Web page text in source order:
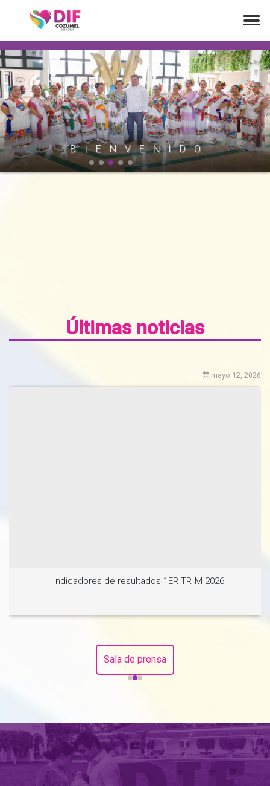
B I E N V E N I D O
Últimas noticias
mayo 12, 2026
Indicadores de resultados 1ER TRIM 2026
Ver noticia
Sala de prensa